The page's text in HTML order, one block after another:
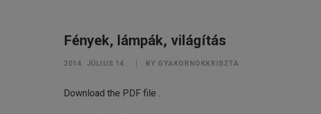
Fények, lámpák, világítás
2014. JÚLIUS 14. BY GYAKORNOKKRISZTA
Download the PDF file .